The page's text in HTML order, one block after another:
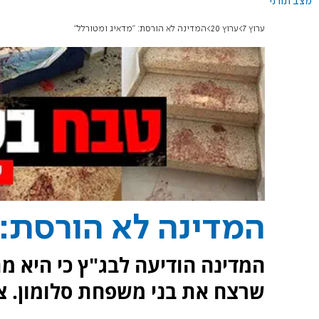
ערוץ 7 ערוץ 20 המדינה לא הורסת: "מדאיג ומטורלל"
המדינה לא
המדינה הודיעה לבג"ץ כי
שרצח את בני משפחת סלומון.